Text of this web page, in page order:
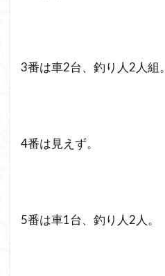
3番は車2台、釣り人2人組。
4番は見えず。
5番は車1台、釣り人2人。